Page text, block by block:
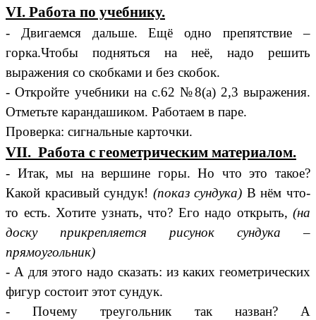
VI. Работа по учебнику.
- Двигаемся дальше. Ещё одно препятствие –
горка.Чтобы подняться на неё, надо решить
выражения со скобками и без скобок.
- Откройте учебники на с.62 №8(а) 2,3 выражения.
Отметьте карандашиком. Работаем в паре.
Проверка: сигнальные карточки.
VII. Работа с геометрическим материалом.
- Итак, мы на вершине горы. Но что это такое?
Какой красивый сундук! (показ сундука) В нём что-
то есть. Хотите узнать, что? Его надо открыть, (на
доску
прикрепляется рисунок сундука –
прямоугольник)
- А для этого надо сказать: из каких геометрических
фигур состоит этот сундук.
- Почему треугольник так назван? А